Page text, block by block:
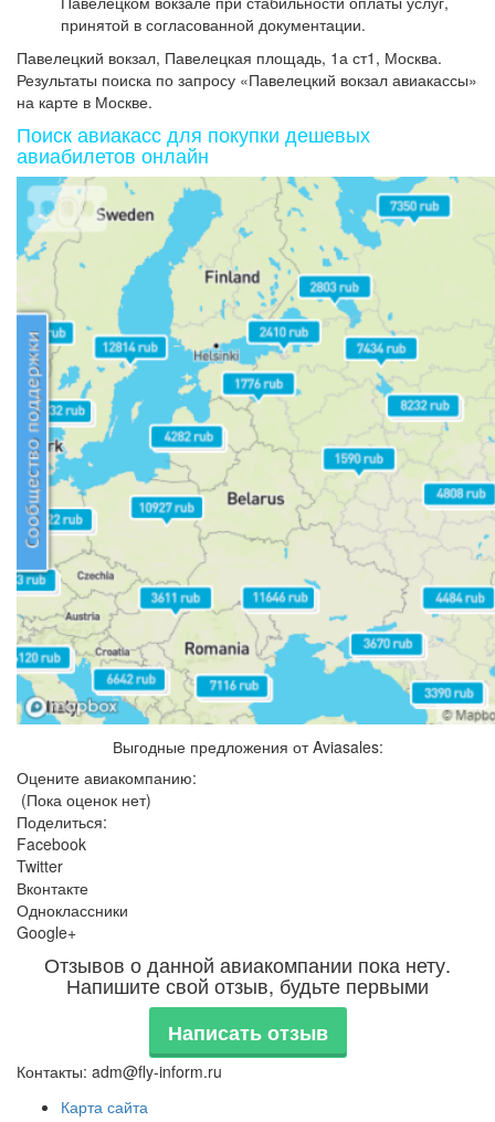
принятой в согласованной документации.
Павелецкий вокзал, Павелецкая площадь, 1а ст1, Москва.
Результаты поиска по запросу «Павелецкий вокзал авиакассы»
на карте в Москве.
Поиск авиакасс для покупки дешевых
авиабилетов онлайн
Выгодные предложения от Aviasales:
Оцените авиакомпанию:
(Пока оценок нет)
Поделиться:
Facebook
Twitter
Вконтакте
Одноклассники
Google+
Отзывов о данной авиакомпании пока нету.
Напишите свой отзыв, будьте первыми
Написать отзыв
Контакты: adm@fly-inform.ru
Карта сайта